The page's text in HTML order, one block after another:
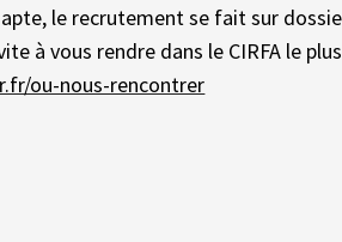
le recrutement se fait sur
à vous rendre dans le CIRFA le
ou-nous-rencontrer